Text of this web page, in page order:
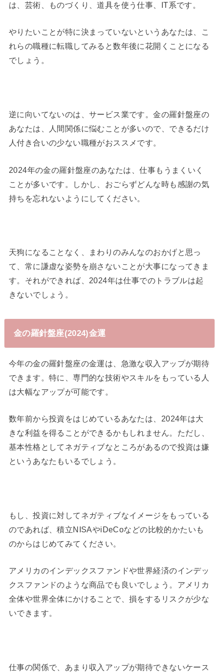
は、芸術、ものづくり、道具を使う仕事、IT系です。
やりたいことが特に決まっていないというあなたは、こ
れらの職種に転職してみると数年後に花開くことになる
でしょう。
逆に向いてないのは、サービス業です。金の羅針盤座の
あなたは、人間関係に悩むことが多いので、できるだけ
人付き合いの少ない職種がおススメです。
2024年の金の羅針盤座のあなたは、仕事もうまくいく
ことが多いです。しかし、おごらずどんな時も感謝の気
持ちを忘れないようにしてください。
天狗になることなく、まわりのみんなのおかげと思っ
て、常に謙虚な姿勢を崩さないことが大事になってきま
す。それができれば、2024年は仕事でのトラブルは起
きないでしょう。
金の羅針盤座(2024)金運
今年の金の羅針盤座の金運は、急激な収入アップが期待
できます。特に、専門的な技術やスキルをもっている人
は大幅なアップが可能です。
数年前から投資をはじめているあなたは、2024年は大
きな利益を得ることができるかもしれません。ただし、
基本性格としてネガティブなところがあるので投資は嫌
というあなたもいるでしょう。
もし、投資に対してネガティブなイメージをもっている
のであれば、積立NISAやiDeCoなどの比較的かたいも
のからはじめてみてください。
アメリカのインデックスファンドや世界経済のインデッ
クスファンドのような商品でも良いでしょう。アメリカ
全体や世界全体にかけることで、損をするリスクが少な
いできます。
仕事の関係で、あまり収入アップが期待できないケース